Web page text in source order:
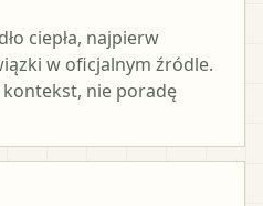
ciepła, najpierw
w oficjalnym źródle.
nie poradę